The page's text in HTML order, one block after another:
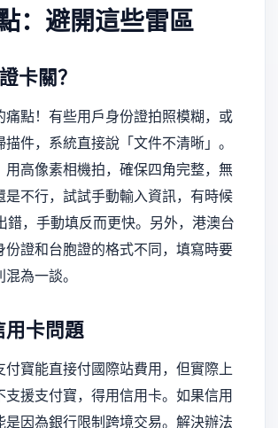
：避開這些雷區
卡關？
痛點！有些用戶身份證拍照模糊，或
件，系統直接說「文件不清晰」。
用高像素相機拍，確保四角完整，無
是不行，試試手動輸入資訊，有時候
錯，手動填反而更快。另外，港澳台
份證和台胞證的格式不同，填寫時要
為一談。
用卡問題
付寶能直接付國際站費用，但實際上
支援支付寶，得用信用卡。如果信用
是因為銀行限制跨境交易。解決辦法